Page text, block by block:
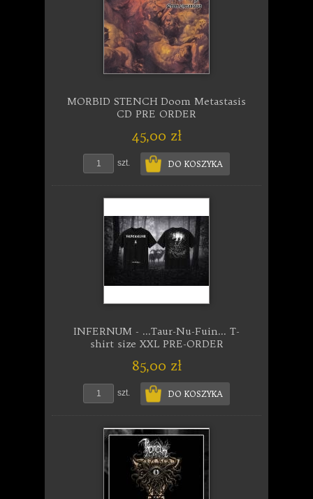
MORBID STENCH Doom Metastasis
CD PRE ORDER
45,00 zł
szt. DO KOSZYKA
INFERNUM - ...Taur-Nu-Fuin... T-
shirt size XXL PRE-ORDER
85,00 zł
szt. DO KOSZYKA